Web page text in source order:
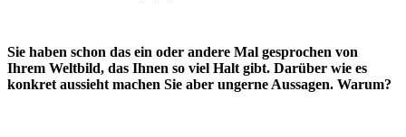
Sie haben schon das ein oder andere Mal gesprochen von
Ihrem Weltbild, das Ihnen so viel Halt gibt. Darüber wie es
konkret aussieht machen Sie aber ungerne Aussagen. Warum?